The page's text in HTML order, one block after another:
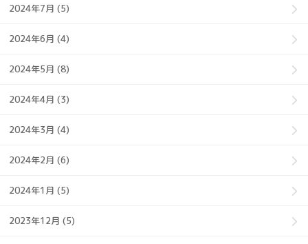
2024年7月 (5)
2024年6月 (4)
2024年5月 (8)
2024年4月 (3)
2024年3月 (4)
2024年2月 (6)
2024年1月 (5)
2023年12月 (5)